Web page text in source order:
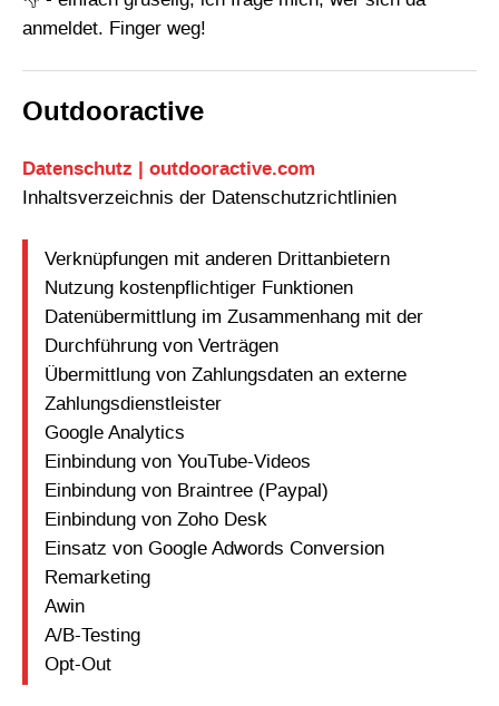
anmeldet. Finger weg!
Outdooractive
Datenschutz | outdooractive.com
Inhaltsverzeichnis der Datenschutzrichtlinien
Verknüpfungen mit anderen Drittanbietern
Nutzung kostenpflichtiger Funktionen
Datenübermittlung im Zusammenhang mit der
Durchführung von Verträgen
Übermittlung von Zahlungsdaten an externe
Zahlungsdienstleister
Google Analytics
Einbindung von YouTube-Videos
Einbindung von Braintree (Paypal)
Einbindung von Zoho Desk
Einsatz von Google Adwords Conversion
Remarketing
Awin
A/B-Testing
Opt-Out